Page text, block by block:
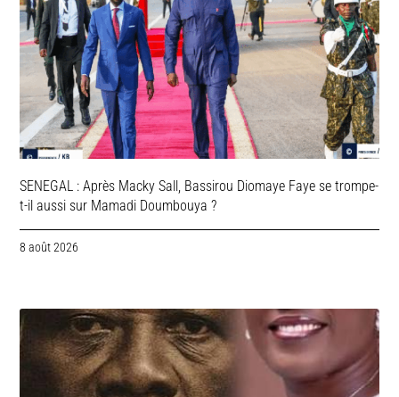
SENEGAL : Après Macky Sall, Bassirou Diomaye Faye se trompe-
t-il aussi sur Mamadi Doumbouya ?
8 août 2026